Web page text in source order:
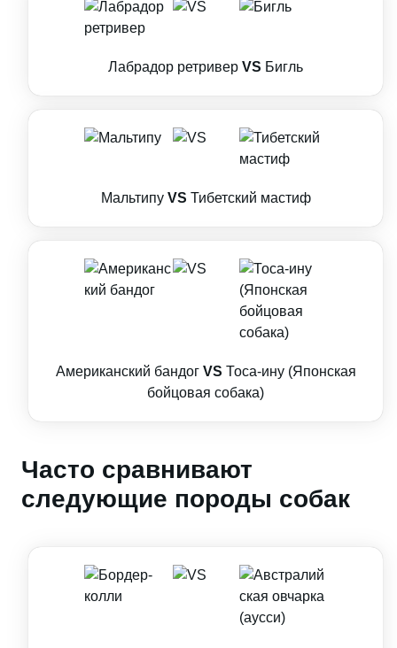
Лабрадор ретривер VS Бигль
Мальтипу VS Тибетский мастиф
Американский бандог VS Тоса-ину (Японская
бойцовая собака)
Часто сравнивают
следующие породы собак